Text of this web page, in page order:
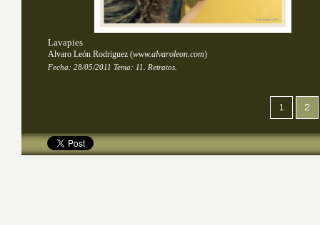
Lavapies
Alvaro León Rodriguez (www.alvaroleon.com)
Fecha: 28/05/2011 Tema: 11. Retratos.